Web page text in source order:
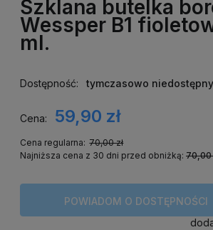
Szklana butelka
Wessper B1
ml.
Dostępność: tymczasowo niedostępny
Cena: 59,90 zł
Cena regularna: 70,00 zł
Najniższa cena z 30 dni przed obniżką: 70,00
POWIADOM O DOSTĘPNOŚCI